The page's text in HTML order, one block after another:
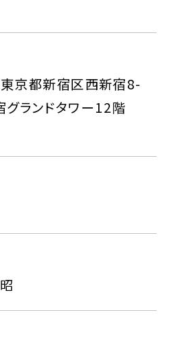
京都新宿区西新宿8-
ランドタワー12階